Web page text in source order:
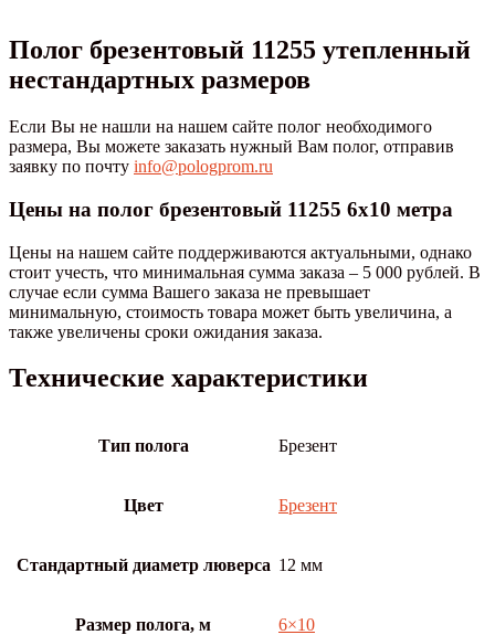
Полог брезентовый 11255 утепленный
нестандартных размеров
Если Вы не нашли на нашем сайте полог необходимого
размера, Вы можете заказать нужный Вам полог, отправив
заявку по почту info@pologprom.ru
Цены на полог брезентовый 11255 6х10 метра
Цены на нашем сайте поддерживаются актуальными, однако
стоит учесть, что минимальная сумма заказа – 5 000 рублей. В
случае если сумма Вашего заказа не превышает
минимальную, стоимость товара может быть увеличина, а
также увеличены сроки ожидания заказа.
Технические характеристики
Тип полога Брезент
Цвет Брезент
Стандартный диаметр люверса 12 мм
Размер полога, м 6×10